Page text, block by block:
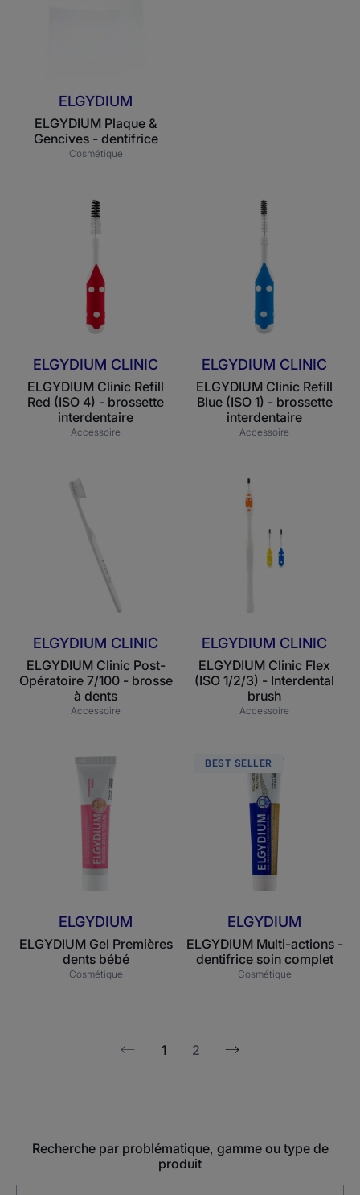
ELGYDIUM
ELGYDIUM Plaque &
Gencives - dentifrice
Cosmétique
ELGYDIUM
Clinic
Refill
(ISO
4)
-
brossette
ELGYDIUM CLINIC
ELGYDIUM Clinic Refill
Red (ISO 4) - brossette
interdentaire
Accessoire
ELGYDIUM
Clinic
Refill
(ISO
1)
-
brossette
ELGYDIUM CLINIC
ELGYDIUM Clinic Refill
Blue (ISO 1) - brossette
interdentaire
Accessoire
-
brosse
ELGYDIUM CLINIC
ELGYDIUM Clinic Post-
Opératoire 7/100 - brosse
à dents
Accessoire
(ISO
1/2/3)
-
ELGYDIUM CLINIC
ELGYDIUM Clinic Flex
(ISO 1/2/3) - Interdental
brush
Accessoire
ELGYDIUM
Premières
dents
bébé
ELGYDIUM
ELGYDIUM Gel Premières
dents bébé
Cosmétique
Multi-
actions
-
dentifrice
soin
complet
BEST SELLER
ELGYDIUM
ELGYDIUM Multi-actions -
dentifrice soin complet
Cosmétique
1 2
Page
Recherche par problématique, gamme ou type de
produit